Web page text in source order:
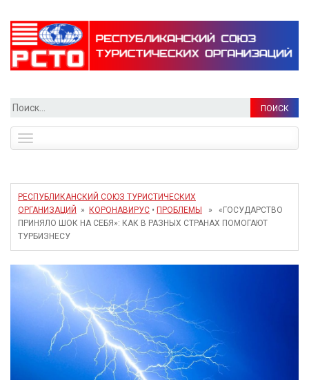
Найти:
navigation
РЕСПУБЛИКАНСКИЙ СОЮЗ ТУРИСТИЧЕСКИХ
ОРГАНИЗАЦИЙ
» КОРОНАВИРУС • ПРОБЛЕМЫ
» «ГОСУДАРСТВО
ПРИНЯЛО ШОК НА СЕБЯ»: КАК В РАЗНЫХ СТРАНАХ ПОМОГАЮТ
ТУРБИЗНЕСУ